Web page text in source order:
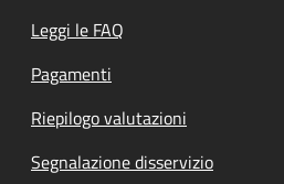
Leggi le FAQ
Pagamenti
Riepilogo valutazioni
Segnalazione disservizio